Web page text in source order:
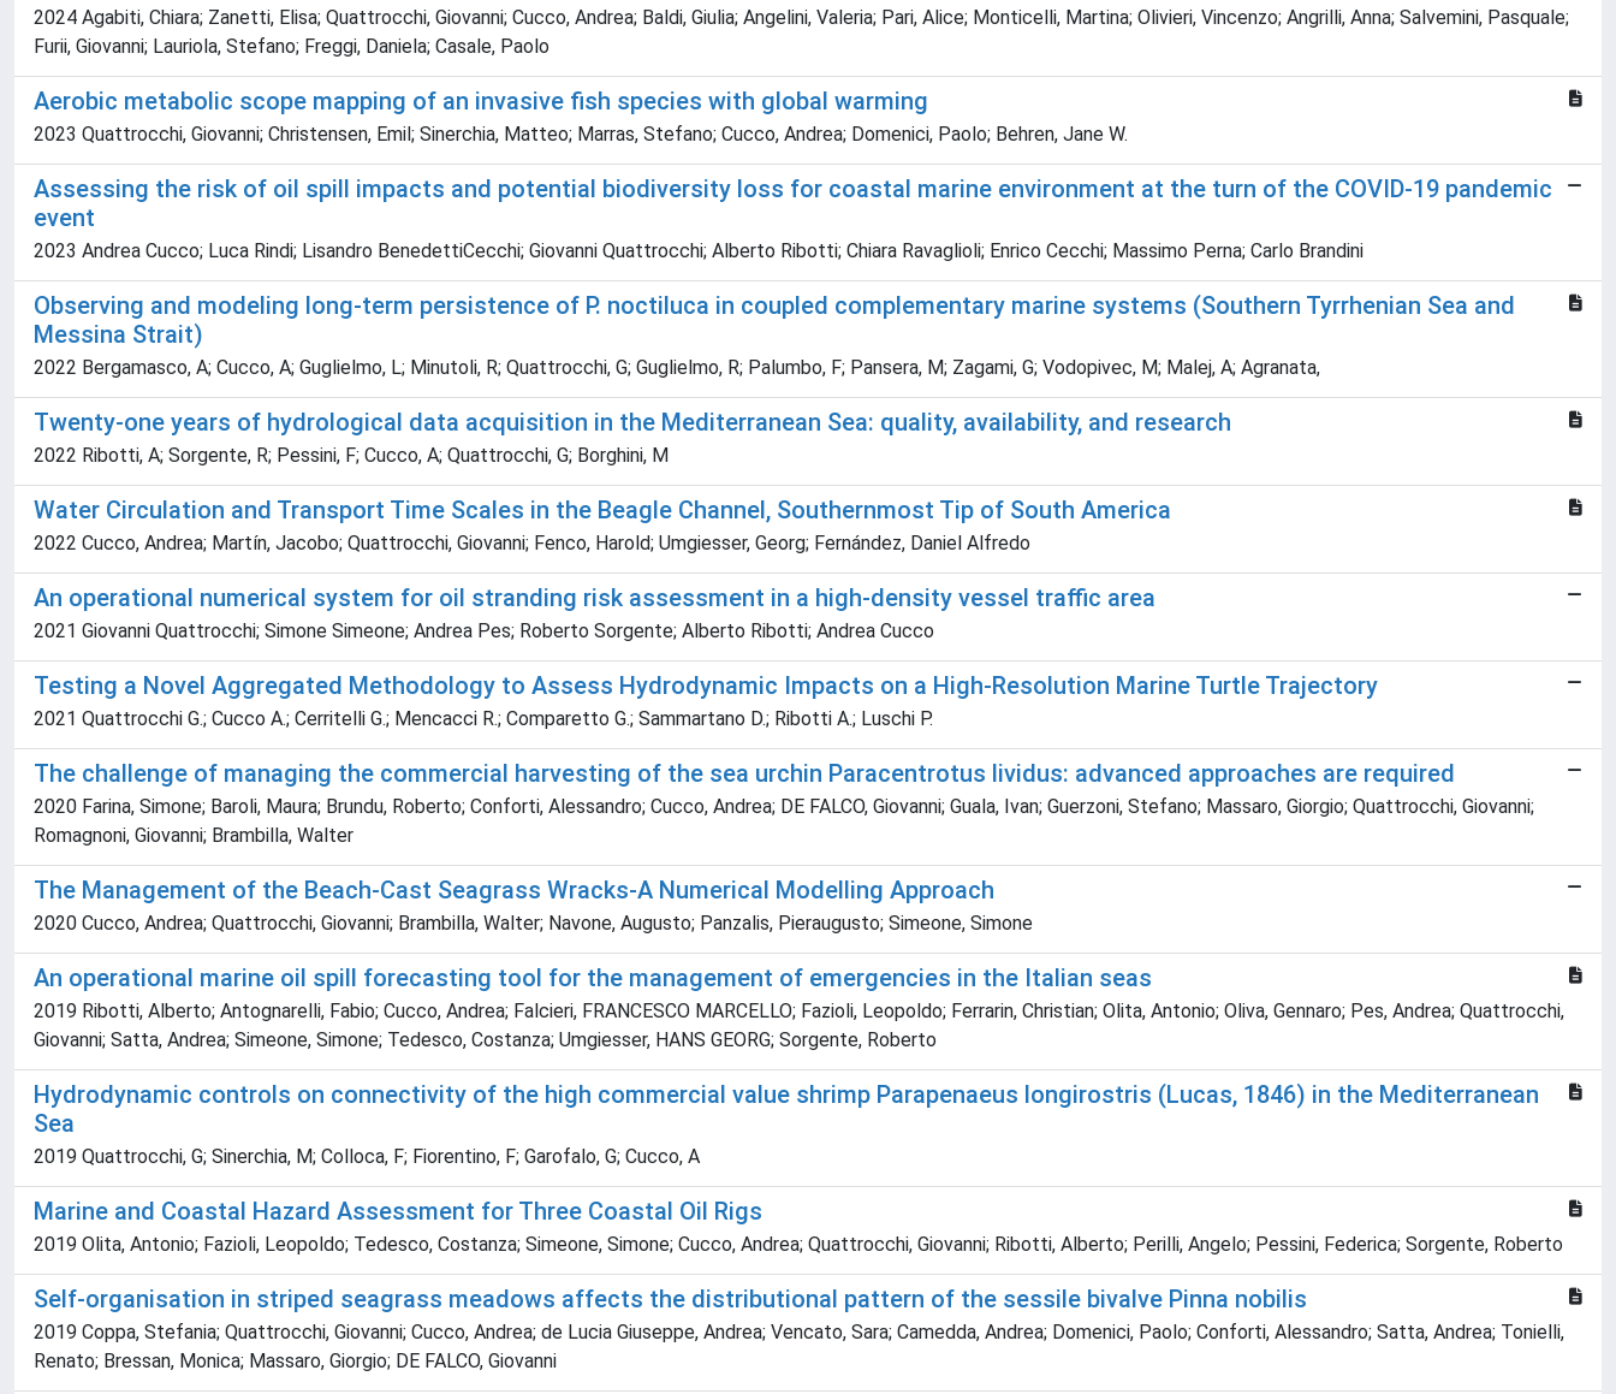
2024 Agabiti, Chiara; Zanetti, Elisa; Quattrocchi, Giovanni; Cucco, Andrea; Baldi, Giulia; Angelini, Valeria; Pari, Alice; Monticelli, Martina; Olivieri, Vincenzo; Angrilli, Anna; Salvemini, Pasquale;
Furii, Giovanni; Lauriola, Stefano; Freggi, Daniela; Casale, Paolo
Aerobic metabolic scope mapping of an invasive fish species with global warming
2023 Quattrocchi, Giovanni; Christensen, Emil; Sinerchia, Matteo; Marras, Stefano; Cucco, Andrea; Domenici, Paolo; Behren, Jane W.
Assessing the risk of oil spill impacts and potential biodiversity loss for coastal marine environment at the turn of the COVID-19 pandemic
event
2023 Andrea Cucco; Luca Rindi; Lisandro BenedettiCecchi; Giovanni Quattrocchi; Alberto Ribotti; Chiara Ravaglioli; Enrico Cecchi; Massimo Perna; Carlo Brandini
Observing and modeling long-term persistence of P. noctiluca in coupled complementary marine systems (Southern Tyrrhenian Sea and
Messina Strait)
2022 Bergamasco, A; Cucco, A; Guglielmo, L; Minutoli, R; Quattrocchi, G; Guglielmo, R; Palumbo, F; Pansera, M; Zagami, G; Vodopivec, M; Malej, A; Agranata,
Twenty-one years of hydrological data acquisition in the Mediterranean Sea: quality, availability, and research
2022 Ribotti, A; Sorgente, R; Pessini, F; Cucco, A; Quattrocchi, G; Borghini, M
Water Circulation and Transport Time Scales in the Beagle Channel, Southernmost Tip of South America
2022 Cucco, Andrea; Martín, Jacobo; Quattrocchi, Giovanni; Fenco, Harold; Umgiesser, Georg; Fernández, Daniel Alfredo
An operational numerical system for oil stranding risk assessment in a high-density vessel traffic area
2021 Giovanni Quattrocchi; Simone Simeone; Andrea Pes; Roberto Sorgente; Alberto Ribotti; Andrea Cucco
Testing a Novel Aggregated Methodology to Assess Hydrodynamic Impacts on a High-Resolution Marine Turtle Trajectory
2021 Quattrocchi G.; Cucco A.; Cerritelli G.; Mencacci R.; Comparetto G.; Sammartano D.; Ribotti A.; Luschi P.
The challenge of managing the commercial harvesting of the sea urchin Paracentrotus lividus: advanced approaches are required
2020 Farina, Simone; Baroli, Maura; Brundu, Roberto; Conforti, Alessandro; Cucco, Andrea; DE FALCO, Giovanni; Guala, Ivan; Guerzoni, Stefano; Massaro, Giorgio; Quattrocchi, Giovanni;
Romagnoni, Giovanni; Brambilla, Walter
The Management of the Beach-Cast Seagrass Wracks-A Numerical Modelling Approach
2020 Cucco, Andrea; Quattrocchi, Giovanni; Brambilla, Walter; Navone, Augusto; Panzalis, Pieraugusto; Simeone, Simone
An operational marine oil spill forecasting tool for the management of emergencies in the Italian seas
2019 Ribotti, Alberto; Antognarelli, Fabio; Cucco, Andrea; Falcieri, FRANCESCO MARCELLO; Fazioli, Leopoldo; Ferrarin, Christian; Olita, Antonio; Oliva, Gennaro; Pes, Andrea; Quattrocchi,
Giovanni; Satta, Andrea; Simeone, Simone; Tedesco, Costanza; Umgiesser, HANS GEORG; Sorgente, Roberto
Hydrodynamic controls on connectivity of the high commercial value shrimp Parapenaeus longirostris (Lucas, 1846) in the Mediterranean
Sea
2019 Quattrocchi, G; Sinerchia, M; Colloca, F; Fiorentino, F; Garofalo, G; Cucco, A
Marine and Coastal Hazard Assessment for Three Coastal Oil Rigs
2019 Olita, Antonio; Fazioli, Leopoldo; Tedesco, Costanza; Simeone, Simone; Cucco, Andrea; Quattrocchi, Giovanni; Ribotti, Alberto; Perilli, Angelo; Pessini, Federica; Sorgente, Roberto
Self-organisation in striped seagrass meadows affects the distributional pattern of the sessile bivalve Pinna nobilis
2019 Coppa, Stefania; Quattrocchi, Giovanni; Cucco, Andrea; de Lucia Giuseppe, Andrea; Vencato, Sara; Camedda, Andrea; Domenici, Paolo; Conforti, Alessandro; Satta, Andrea; Tonielli,
Renato; Bressan, Monica; Massaro, Giorgio; DE FALCO, Giovanni